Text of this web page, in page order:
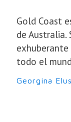
Gold Coast
de Australia.
todo el
Georgina